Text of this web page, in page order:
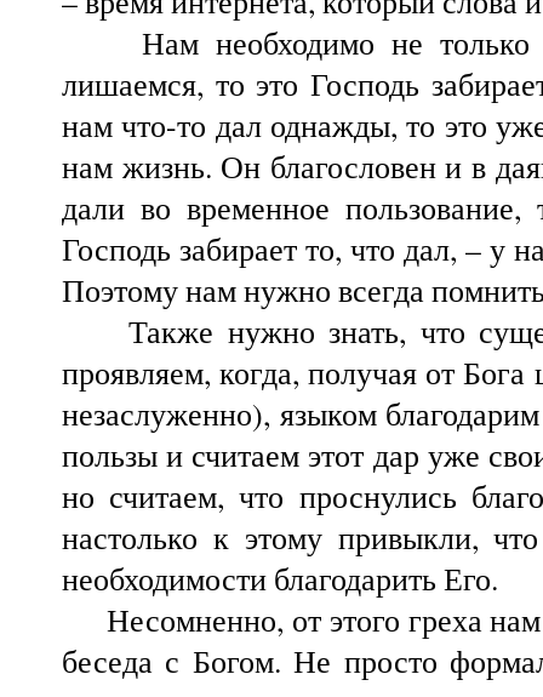
Нам необходимо не только
лишаемся, то это Господь
нам что-то дал однажды, то это
нам жизнь. Он благословен и в
дали во временное
Господь забирает то, что дал, – у
Поэтому нам нужно всегда
Также нужно знать, что
проявляем, когда, получая от
незаслуженно), языком
пользы и считаем этот дар уже
но считаем, что проснулись
настолько к этому привыкли,
необходимости благодарить Его.
Несомненно, от этого греха
беседа с Богом. Не просто